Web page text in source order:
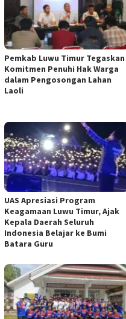
Pemkab Luwu Timur Tegaskan
Komitmen Penuhi Hak Warga
dalam Pengosongan Lahan
Laoli
UAS Apresiasi Program
Keagamaan Luwu Timur, Ajak
Kepala Daerah Seluruh
Indonesia Belajar ke Bumi
Batara Guru